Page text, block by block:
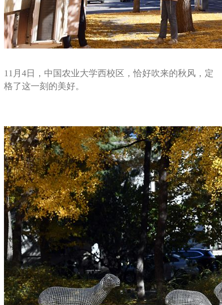
11月4日，中国农业大学西校区，恰好吹来的秋风，定
格了这一刻的美好。